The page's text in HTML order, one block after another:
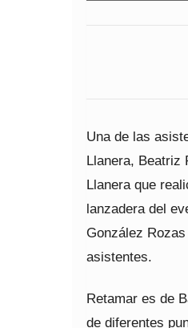
Una de las
Llanera, Beatriz
Llanera que
lanzadera del
González
asistentes.
Retamar es de
de diferentes